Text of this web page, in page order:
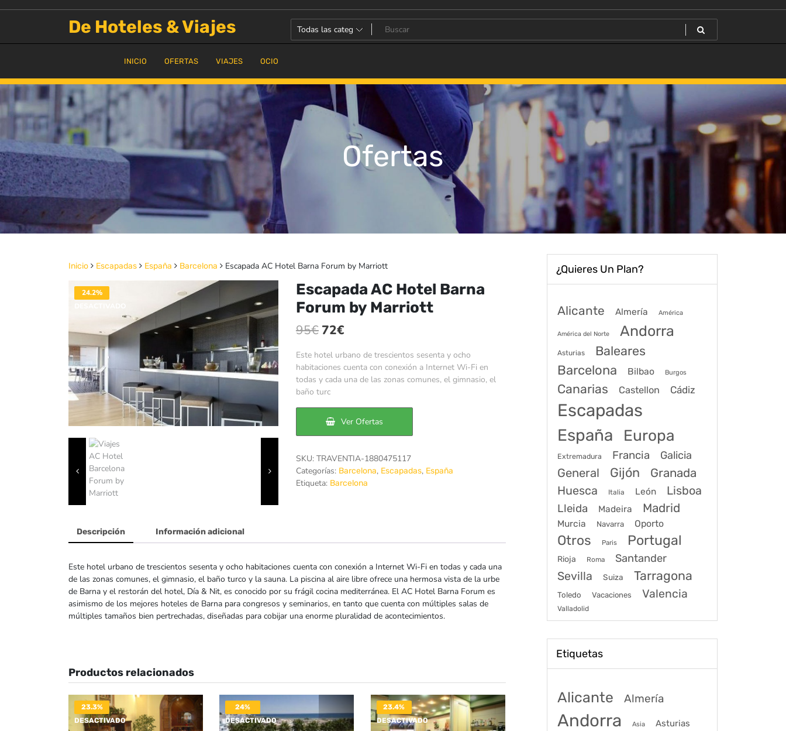
De Hoteles & Viajes
INICIO OFERTAS VIAJES OCIO
Ofertas
Inicio Escapadas España Barcelona Escapada AC Hotel Barna Forum by Marriott
24.2%
Escapada AC Hotel Barna
Forum by Marriott
95€El
precio
original
era:
72€El
precio
actual
es:
Este hotel urbano de trescientos sesenta y ocho
habitaciones cuenta con conexión a Internet Wi-Fi en
todas y cada una de las zonas comunes, el gimnasio, el
baño turc
Ver Ofertas
SKU: TRAVENTIA-1880475117
Categorías: Barcelona, Escapadas, España
Etiqueta: Barcelona
Descripción Información adicional
Este hotel urbano de trescientos sesenta y ocho habitaciones cuenta con conexión a Internet Wi-Fi en todas y cada una
de las zonas comunes, el gimnasio, el baño turco y la sauna. La piscina al aire libre ofrece una hermosa vista de la urbe
de Barna y el restorán del hotel, Día & Nit, es conocido por su frágil cocina mediterránea. El AC Hotel Barna Forum es
asimismo de los mejores hoteles de Barna para congresos y seminarios, en tanto que cuenta con múltiples salas de
múltiples tamaños bien pertrechadas, diseñadas para cobijar una enorme pluralidad de acontecimientos.
Productos relacionados
23.3%
DESACTIVADO
24%
DESACTIVADO
23.4%
DESACTIVADO
¿Quieres Un Plan?
Alicante Almería América
América del Norte Andorra
Asturias Baleares
Barcelona Bilbao Burgos
Canarias Castellon Cádiz
Escapadas
España Europa
Extremadura Francia Galicia
General Gijón
Granada
Huesca
Italia León Lisboa
Lleida Madeira Madrid
Murcia Navarra Oporto
Otros Paris Portugal
Rioja Roma Santander
Sevilla Suiza Tarragona
Toledo Vacaciones Valencia
Valladolid
Etiquetas
Alicante Almería
Andorra Asia Asturias